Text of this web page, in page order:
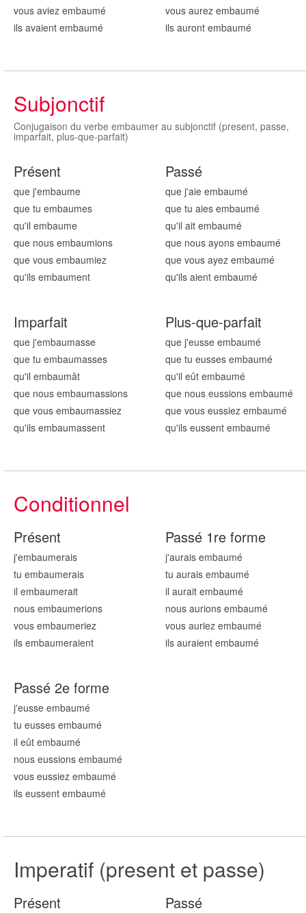
vous aviez embaumé
ils avaient embaumé
vous aurez embaumé
ils auront embaumé
Subjonctif
Conjugaison du verbe embaumer au subjonctif (present, passe,
imparfait, plus-que-parfait)
Présent
que j'embaume
que tu embaumes
qu'il embaume
que nous embaumions
que vous embaumiez
qu'ils embaument
Passé
que j'aie embaumé
que tu aies embaumé
qu'il ait embaumé
que nous ayons embaumé
que vous ayez embaumé
qu'ils aient embaumé
Imparfait
que j'embaumasse
que tu embaumasses
qu'il embaumât
que nous embaumassions
que vous embaumassiez
qu'ils embaumassent
Plus-que-parfait
que j'eusse embaumé
que tu eusses embaumé
qu'il eût embaumé
que nous eussions embaumé
que vous eussiez embaumé
qu'ils eussent embaumé
Conditionnel
Présent
j'embaumerais
tu embaumerais
il embaumerait
nous embaumerions
vous embaumeriez
ils embaumeraient
Passé 1re forme
j'aurais embaumé
tu aurais embaumé
il aurait embaumé
nous aurions embaumé
vous auriez embaumé
ils auraient embaumé
Passé 2e forme
j'eusse embaumé
tu eusses embaumé
il eût embaumé
nous eussions embaumé
vous eussiez embaumé
ils eussent embaumé
Imperatif (present et passe)
Présent Passé